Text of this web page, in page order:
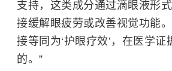
支持，这类成分通过滴眼液形
接缓解眼疲劳或改善视觉功能。
接等同为‘护眼疗效’，在医学证
的。”